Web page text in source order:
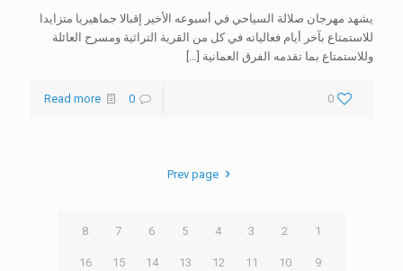
يشهد مهرجان صلالة السياحي في أسبوعه الأخير إقبالا جماهيريا متزايدا
للاستمتاع بآخر أيام فعالياته في كل من القرية التراثية ومسرح العائلة
وللاستمتاع بما تقدمه الفرق العمانية […]
0
0
Read more
Prev page
1
2
3
4
5
6
7
8
9
10
11
12
13
14
15
16